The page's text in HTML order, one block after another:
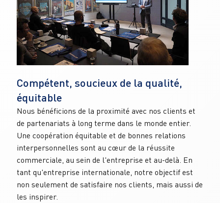
Compétent, soucieux de la qualité,
équitable
Nous bénéficions de la proximité avec nos clients et
de partenariats à long terme dans le monde entier.
Une coopération équitable et de bonnes relations
interpersonnelles sont au cœur de la réussite
commerciale, au sein de l'entreprise et au-delà. En
tant qu'entreprise internationale, notre objectif est
non seulement de satisfaire nos clients, mais aussi de
les inspirer.